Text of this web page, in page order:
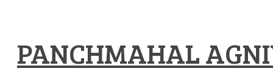
PANCHMAHAL